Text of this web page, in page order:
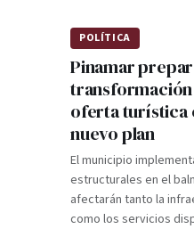
POLÍTICA
Pinamar
transformación
oferta turística
nuevo plan
El municipio
estructurales en el
afectarán tanto la
como los servicios